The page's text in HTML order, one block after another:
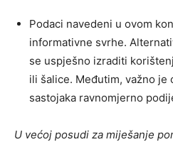
Podaci navedeni u ovom
informativne svrhe.
se uspješno izraditi
ili šalice. Međutim, važno je
sastojaka ravnomjerno
U većoj posudi za miješanje